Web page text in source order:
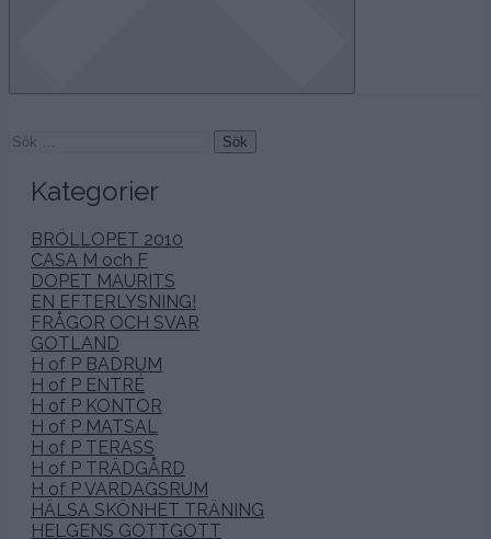
Sök
Kategorier
BRÖLLOPET 2010
CASA M och F
DOPET MAURITS
EN EFTERLYSNING!
FRÅGOR OCH SVAR
GOTLAND
H of P BADRUM
H of P ENTRÉ
H of P KONTOR
H of P MATSAL
H of P TERASS
H of P TRÄDGÅRD
H of P VARDAGSRUM
HÄLSA SKÖNHET TRÄNING
HELGENS GOTTGOTT